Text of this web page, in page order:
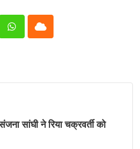
WhatsappCloud
सांघी ने रिया चक्रवर्ती को